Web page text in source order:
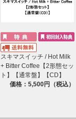
スキマスイッチ / Hot Milk
+ Bitter Coffee【2形態セッ
ト】【通常盤】【CD】
価格：5,500円（税込）